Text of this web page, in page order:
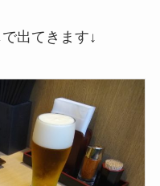
出てきます↓